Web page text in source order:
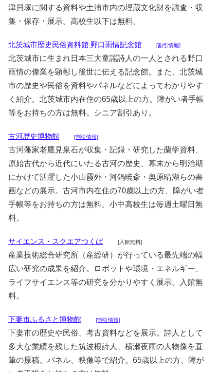
津貝塚に関する資料や土浦市内の埋蔵文化財を調査・収
集・保存・展示。高校生以下は無料。
北茨城市歴史民俗資料館 野口雨情記念館 [割引情報]
北茨城市に生まれ日本三大童謡詩人の一人とされる野口
雨情の偉業を顕彰し後世に伝える記念館。また、北茨城
市の歴史や民俗を資料やパネルなどによってわかりやす
く紹介。北茨城市内在住の65歳以上の方、障がい者手帳
等をお持ちの方は無料。シニア割引あり。
古河歴史博物館 [割引情報]
古河藩家老鷹見泉石が収集・記録・研究した蘭学資料、
原始古代から近代にいたる古河の歴史、幕末から明治期
にかけて活躍した小山霞外・河鍋暁斎・奥原晴湖らの書
画などの展示。古河市内在住の70歳以上の方、障がい者
手帳等をお持ちの方は無料。小中高校生は毎週土曜日無
料。
サイエンス・スクエアつくば [入館無料]
産業技術総合研究所（産総研）が行っている最先端の幅
広い研究の成果を紹介。ロボットや環境・エネルギー、
ライフサイエンス等の研究を分かりやすく展示。入館無
料。
下妻市ふるさと博物館 [割引情報]
下妻市の歴史や民俗、考古資料などを展示。詩人として
多大な業績を残した筑波根詩人、横瀬夜雨の人物像を直
筆の原稿、パネル、映像等で紹介。65歳以上の方、障が